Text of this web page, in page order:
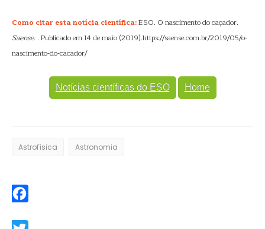
Como citar esta notícia científica:ESO. O nascimento do caçador.
Saense. . Publicado em 14 de maio (2019).https://saense.com.br/2019/05/o-
nascimento-do-cacador/
Notícias científicas do ESO Home
Astrofísica Astronomia